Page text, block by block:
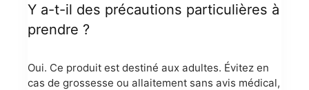
Y a-t-il des précautions particulières à
prendre ?
Oui. Ce produit est destiné aux adultes. Évitez en
cas de grossesse ou allaitement sans avis médical,